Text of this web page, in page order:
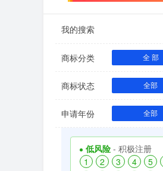
我的搜索
商标分类 全 部
商标状态 全部
申请年份 全部
低风险 - 积极注册
1
2 3 4 5